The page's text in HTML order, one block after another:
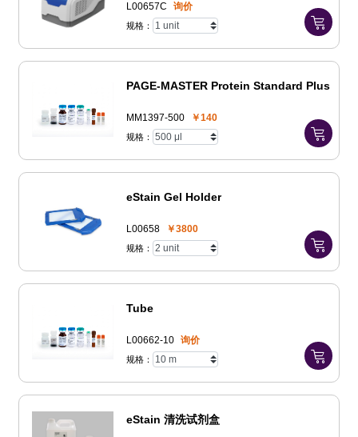
L00657C 询价
规格：
PAGE-MASTER Protein Standard Plus
MM1397-500 ￥140
规格：
eStain Gel Holder
L00658 ￥3800
规格：
Tube
L00662-10 询价
规格：
eStain 清洗试剂盒